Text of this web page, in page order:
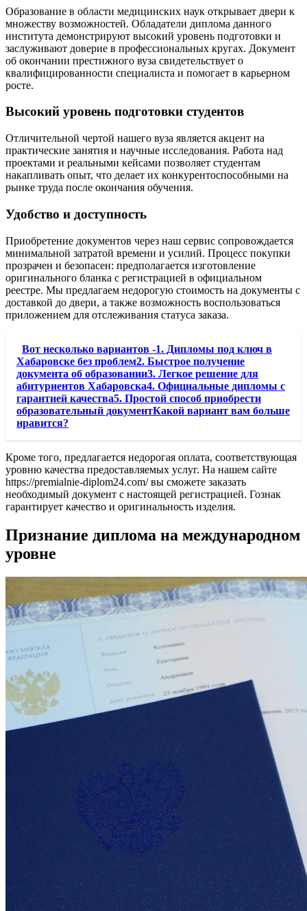
Образование в области медицинских наук открывает двери к
множеству возможностей. Обладатели диплома данного
института демонстрируют высокий уровень подготовки и
заслуживают доверие в профессиональных кругах. Документ
об окончании престижного вуза свидетельствует о
квалифицированности специалиста и помогает в карьерном
росте.
Высокий уровень подготовки студентов
Отличительной чертой нашего вуза является акцент на
практические занятия и научные исследования. Работа над
проектами и реальными кейсами позволяет студентам
накапливать опыт, что делает их конкурентоспособными на
рынке труда после окончания обучения.
Удобство и доступность
Приобретение документов через наш сервис сопровождается
минимальной затратой времени и усилий. Процесс покупки
прозрачен и безопасен: предполагается изготовление
оригинального бланка с регистрацией в официальном
реестре. Мы предлагаем недорогую стоимость на документы с
доставкой до двери, а также возможность воспользоваться
приложением для отслеживания статуса заказа.
Вот несколько вариантов -1. Дипломы под ключ в
Хабаровске без проблем2. Быстрое получение
документа об образовании3. Легкое решение для
абитуриентов Хабаровска4. Официальные дипломы с
гарантией качества5. Простой способ приобрести
образовательный документКакой вариант вам больше
нравится?
Кроме того, предлагается недорогая оплата, соответствующая
уровню качества предоставляемых услуг. На нашем сайте
https://premialnie-diplom24.com/ вы сможете заказать
необходимый документ с настоящей регистрацией. Гознак
гарантирует качество и оригинальность изделия.
Признание диплома на международном
уровне